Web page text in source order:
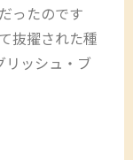
ったのです
抜擢された種
リッシュ・ブ